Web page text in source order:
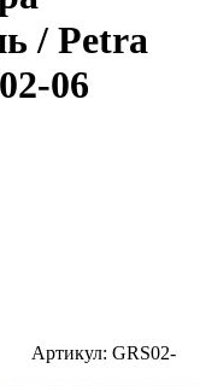
/ Petra
06
Артикул: GRS02-